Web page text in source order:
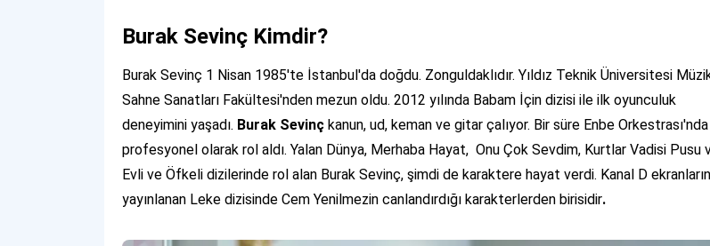
Burak Sevinç Kimdir?
Burak Sevinç 1 Nisan 1985'te İstanbul'da doğdu. Zonguldaklıdır. Yıldız Teknik Üniversitesi
Sahne Sanatları Fakültesi'nden mezun oldu. 2012 yılında Babam İçin dizisi ile ilk oyunculuk
deneyimini yaşadı. Burak Sevinç kanun, ud, keman ve gitar çalıyor. Bir süre Enbe Orkestrası'nda
profesyonel olarak rol aldı. Yalan Dünya, Merhaba Hayat, Onu Çok Sevdim, Kurtlar Vadisi Pusu
Evli ve Öfkeli dizilerinde rol alan Burak Sevinç, şimdi de karaktere hayat verdi. Kanal D
yayınlanan Leke dizisinde Cem Yenilmezin canlandırdığı karakterlerden birisidir.